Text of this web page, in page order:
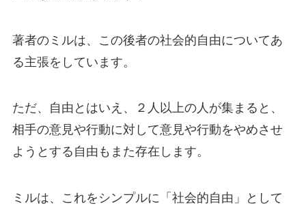
著者のミルは、この後者の社会的自由についてあ
る主張をしています。
ただ、自由とはいえ、２人以上の人が集まると、
相手の意見や行動に対して意見や行動をやめさせ
ようとする自由もまた存在します。
ミルは、これをシンプルに「社会的自由」として